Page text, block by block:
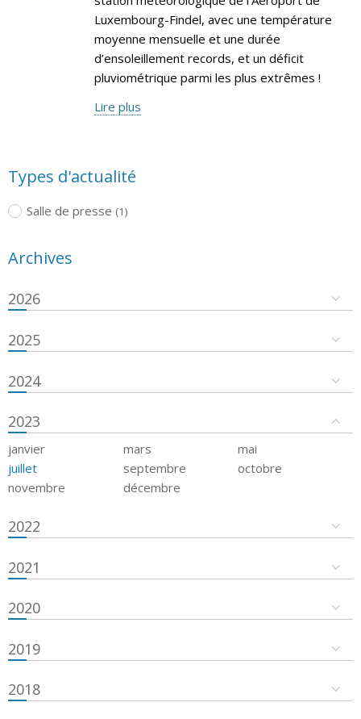
Luxembourg-Findel, avec une température
moyenne mensuelle et une durée
d’ensoleillement records, et un déficit
pluviométrique parmi les plus extrêmes !
Lire plus
Types d'actualité
Salle de presse (1)
Archives
2026
2025
2024
2023
janvier mars
mai
juillet
septembre
octobre
novembre
décembre
2022
2021
2020
2019
2018